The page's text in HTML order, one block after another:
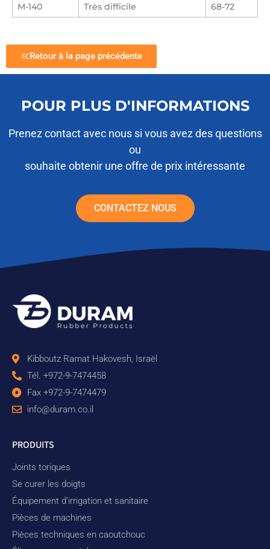
M-140
Très difficile 68-72
Retour à la page précédente
POUR PLUS D'INFORMATIONS
Prenez contact avec nous si vous avez des questions
ou
souhaite obtenir une offre de prix intéressante
CONTACTEZ NOUS
Kibboutz Ramat Hakovesh, Israël
Tél. +972-9-7474458
Fax +972-9-7474479
info@duram.co.il
PRODUITS
Joints toriques
Se curer les doigts
Équipement d'irrigation et sanitaire
Pièces de machines
Pièces techniques en caoutchouc